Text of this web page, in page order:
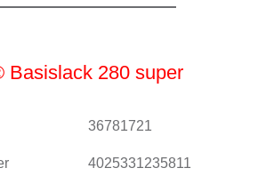
Basislack 280 super
36781721
4025331235811